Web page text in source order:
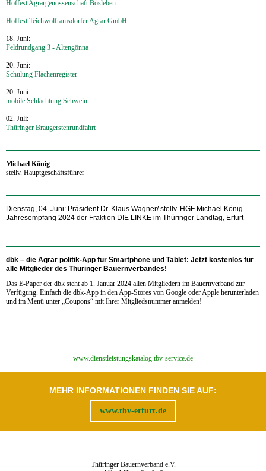
Hoffest Agrargenossenschaft Bösleben
Hoffest Teichwolframsdorfer Agrar GmbH
18. Juni:
Feldrundgang 3 - Altengönna
20. Juni:
Schulung Flächenregister
20. Juni:
mobile Schlachtung Schwein
02. Juli:
Thüringer Braugerstenrundfahrt
‍Michael König
stellv. Hauptgeschäftsführer
Dienstag, 04. Juni: Präsident Dr. Klaus Wagner/ stellv. HGF Michael König –
Jahresempfang 2024 der Fraktion DIE LINKE im Thüringer Landtag, Erfurt
dbk – die Agrar politik-App für Smartphone und Tablet: Jetzt kostenlos für
alle Mitglieder des Thüringer Bauernverbandes!
Das E-Paper der dbk steht ab 1. Januar 2024 allen Mitgliedern im Bauernverband zur
Verfügung. Einfach die dbk-App in den App-Stores von Google oder Apple herunterladen
und im Menü unter „Coupons“ mit Ihrer Mitgliedsnummer anmelden!
‍www.dienstleistungskatalog.tbv-service.de
MEHR INFORMATIONEN FINDEN SIE AUF:
www.tbv-erfurt.de
Thüringer Bauernverband e.V.